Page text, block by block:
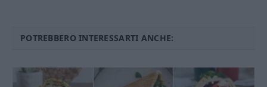
POTREBBERO INTERESSARTI ANCHE: